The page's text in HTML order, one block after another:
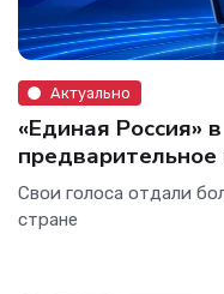
Актуально
«Единая Россия»
предварительное
Свои голоса отдали
стране